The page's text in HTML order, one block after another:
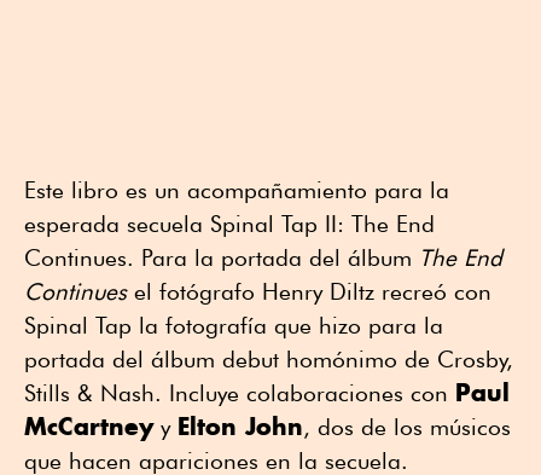
Este libro es un acompañamiento para la
esperada secuela Spinal Tap II: The End
Continues. Para la portada del álbum The End
Continuesel fotógrafo Henry Diltz recreó con
Spinal Tap la fotografía que hizo para la
portada del álbum debut homónimo de Crosby,
Stills & Nash. Incluye colaboraciones con Paul
McCartneyy Elton John, dos de los músicos
que hacen apariciones en la secuela.